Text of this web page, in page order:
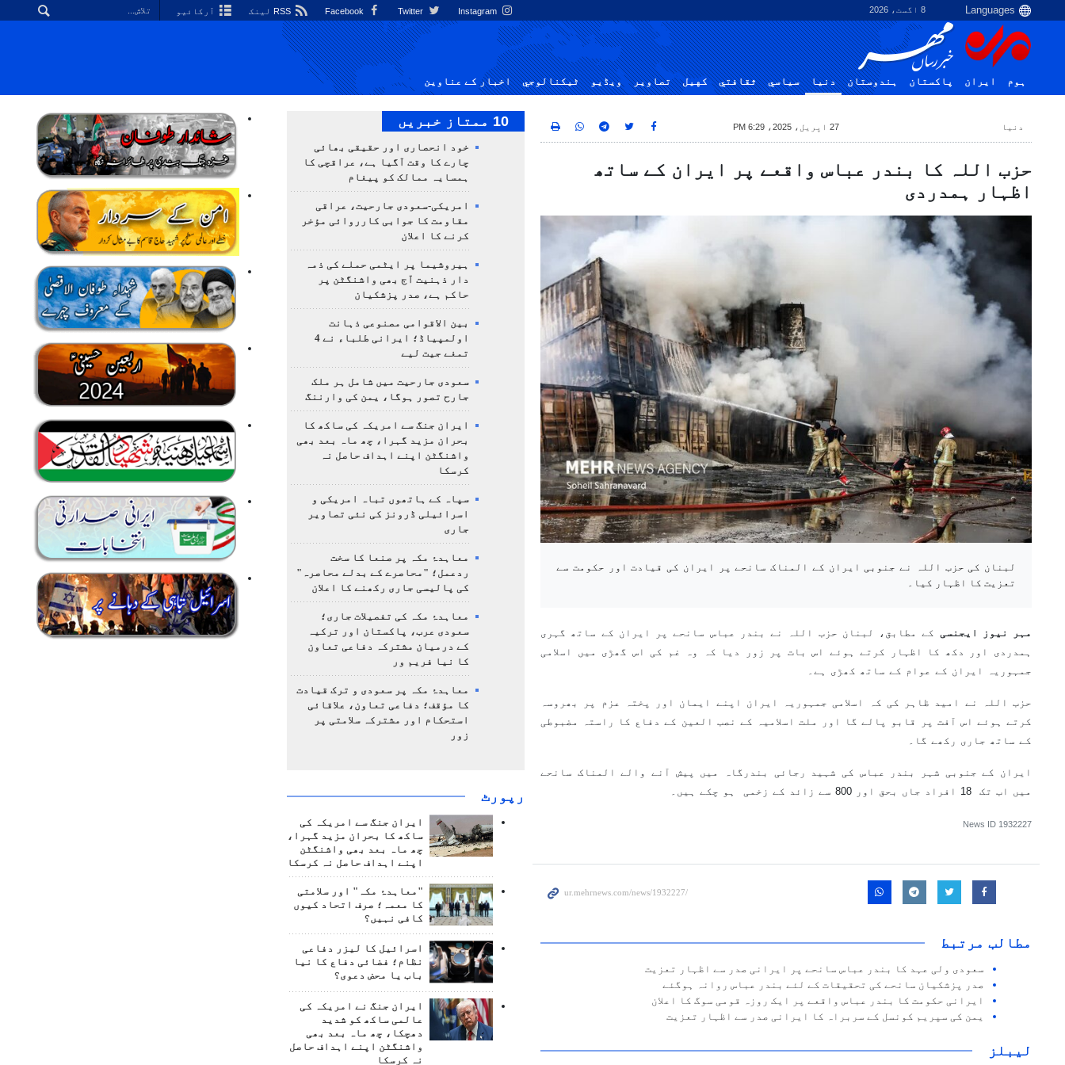
8 اگست، 2026 Instagram آرکائیو
ہوم ایران پاکستان ہندوستان دنیا سياسي ثقافتي کهيل تصاوير ویڈیو ٹيكنالوجي اخبار کے عناوین
دنیا 27 اپریل، 2025، 6:29 PM
حزب اللہ کا بندر عباس واقعے پر ایران کے ساتھ
اظہار ہمدردی
لبنان کی حزب اللہ نے جنوبی ایران کے المناک سانحے پر ایران کی قیادت اور حکومت سے
تعزیت کا اظہار کیا۔
مہر نیوز ایجنسی کے مطابق، لبنان حزب اللہ نے بندر عباس سانحے پر ایران کے ساتھ گہری
ہمدردی اور دکھ کا اظہار کرتے ہوئے اس بات پر زور دیا کہ وہ غم کی اس گھڑی میں اسلامی
جمہوریہ ایران کے عوام کے ساتھ کھڑی ہے۔
حزب اللہ نے امید ظاہر کی کہ اسلامی جمہوریہ ایران اپنے ایمان اور پختہ عزم پر بھروسہ
کرتے ہوئے اس آفت پر قابو پالے گا اور ملت اسلامیہ کے نصب العین کے دفاع کا راستہ مضبوطی
کے ساتھ جاری رکھے گا۔
ایران کے جنوبی شہر بندر عباس کی شہید رجائی بندرگاہ میں پیش آنے والے المناک سانحے
میں اب تک 18 افراد جاں بحق اور 800 سے زائد کے زخمی ہو چکے ہیں۔
News ID 1932227
مطالب مرتبط
سعودی ولی عہد کا بندر عباس سانحے پر ایرانی صدر سے اظہار تعزیت
صدر پزشکیان سانحے کی تحقیقات کے لئے بندر عباس روانہ ہوگئے
ایرانی حکومت کا بندر عباس واقعے پر ایک روزہ قومی سوگ کا اعلان
یمن کی سپریم کونسل کے سربراہ کا ایرانی صدر سے اظہار تعزیت
لیبلز
10 ممتاز خبریں
خود انحصاری اور حقیقی بھائی
چارے کا وقت آگیا ہے، عراقچی کا
ہمسایہ ممالک کو پیغام
امریکی-سعودی جارحیت، عراقی
مقاومت کا جوابی کارروائی مؤخر
کرنے کا اعلان
ہیروشیما پر ایٹمی حملے کی ذمہ
دار ذہنیت آج بھی واشنگٹن پر
حاکم ہے، صدر پزشکیان
بین الاقوامی مصنوعی ذہانت
اولمپیاڈ؛ ایرانی طلباء نے 4
تمغے جیت لیے
سعودی جارحیت میں شامل ہر ملک
جارح تصور ہوگا، یمن کی وارننگ
ایران جنگ سے امریکہ کی ساکھ کا
بحران مزید گہرا، چھ ماہ بعد بھی
واشنگٹن اپنے اہداف حاصل نہ
کرسکا
سپاہ کے ہاتھوں تباہ امریکی و
اسرائیلی ڈرونز کی نئی تصاویر
جاری
معاہدۂ مکہ پر صنعا کا سخت
ردعمل؛ "محاصرے کے بدلے محاصرہ"
کی پالیسی جاری رکھنے کا اعلان
معاہدۂ مکہ کی تفصیلات جاری؛
سعودی عرب، پاکستان اور ترکیہ
کے درمیان مشترکہ دفاعی تعاون
کا نیا فریم ور
معاہدۂ مکہ پر سعودی و ترک قیادت
کا مؤقف؛ دفاعی تعاون، علاقائی
استحکام اور مشترکہ سلامتی پر
زور
رپورٹ
ایران جنگ سے امریکہ کی
ساکھ کا بحران مزید گہرا،
چھ ماہ بعد بھی واشنگٹن
اپنے اہداف حاصل نہ کرسکا
"معاہدۂ مکہ" اور سلامتی
کا معمہ؛ صرف اتحاد کیوں
کافی نہیں؟
اسرائیل کا لیزر دفاعی
نظام؛ فضائی دفاع کا نیا
باب یا محض دعوی؟
ایران جنگ نے امریکہ کی
عالمی ساکھ کو شدید
دھچکا، چھ ماہ بعد بھی
واشنگٹن اپنے اہداف حاصل
نہ کرسکا